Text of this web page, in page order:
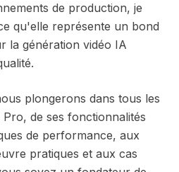
de production, je
qu'elle représente un bond
la génération vidéo IA
plongerons dans tous les
de ses fonctionnalités
de performance, aux
pratiques et aux cas